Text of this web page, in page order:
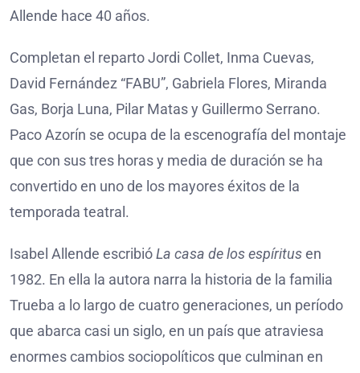
Allende hace 40 años.
Completan el reparto Jordi Collet, Inma Cuevas,
David Fernández “FABU”, Gabriela Flores, Miranda
Gas, Borja Luna, Pilar Matas y Guillermo Serrano.
Paco Azorín se ocupa de la escenografía del montaje
que con sus tres horas y media de duración se ha
convertido en uno de los mayores éxitos de la
temporada teatral.
Isabel Allende escribióLa casa de los espíritusen
1982. En ella la autora narra la historia de la familia
Trueba a lo largo de cuatro generaciones, un período
que abarca casi un siglo, en un país que atraviesa
enormes cambios sociopolíticos que culminan en